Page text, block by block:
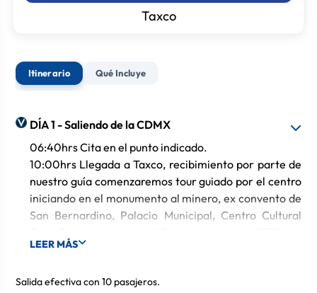
Taxco
Itinerario Qué Incluye
DÍA 1 - Saliendo de la CDMX
06:40hrs Cita en el punto indicado.
10:00hrs Llegada a Taxco, recibimiento por parte de
nuestro guía comenzaremos tour guiado por el centro
iniciando en el monumento al minero, ex convento de
San Bernardino, Palacio Municipal, Centro Cultural
encargo de José de la Borda, ubicada frente a la plaza
principales construcciones históricas y culturales del
LEER MÁS
Salida efectiva con 10 pasajeros.